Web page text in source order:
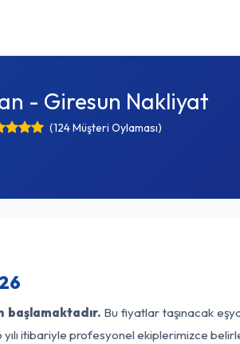
- Giresun Nakliyat
(124 Müşteri Oylaması)
başlamaktadır.Bu fiyatlar taşınacak
itibariyle profesyonel ekiplerimizce